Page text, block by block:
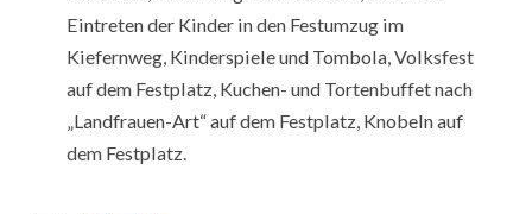
Eintreten der Kinder in den Festumzug im
Kiefernweg, Kinderspiele und Tombola, Volksfest
auf dem Festplatz, Kuchen- und Tortenbuffet nach
„Landfrauen-Art“ auf dem Festplatz, Knobeln auf
dem Festplatz.